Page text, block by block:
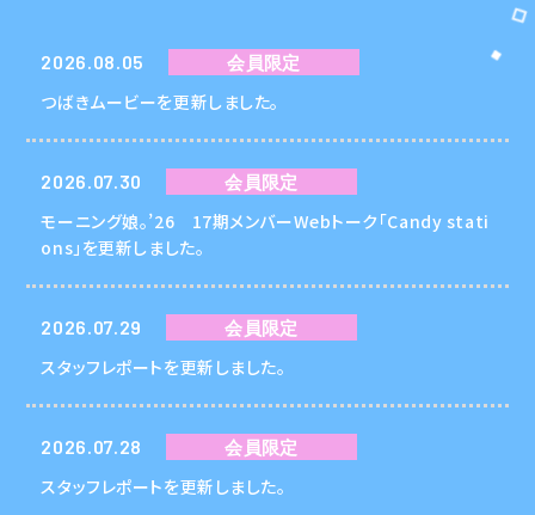
FANCLUB
会員限定ニュース
2026.08.05 会員限定
つばきムービーを更新しました。
2026.07.30 会員限定
モーニング娘。’26 17期メンバーWebトーク「Candy stati
ons」を更新しました。
2026.07.29 会員限定
スタッフレポートを更新しました。
2026.07.28 会員限定
スタッフレポートを更新しました。